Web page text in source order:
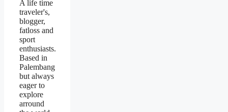
A life time
traveler's,
blogger,
fatloss and
sport
enthusiasts.
Based in
Palembang
but always
eager to
explore
arround